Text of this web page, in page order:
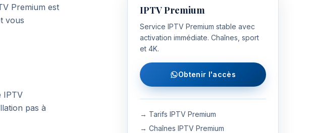
Premium est
vous
IPTV
pas à
IPTV Premium
Service IPTV Premium stable avec
activation immédiate. Chaînes, sport
et 4K.
Obtenir l'accès
→ Tarifs IPTV Premium
→ Chaînes IPTV Premium